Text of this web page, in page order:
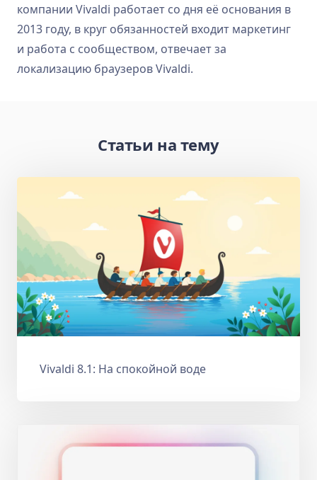
компании Vivaldi работает со дня её основания в
2013 году, в круг обязанностей входит маркетинг
и работа с сообществом, отвечает за
локализацию браузеров Vivaldi.
Статьи на тему
Vivaldi 8.1: На спокойной воде